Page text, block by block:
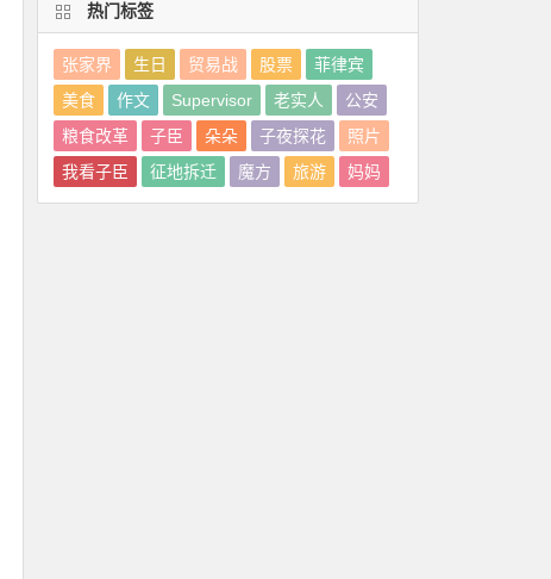
热门标签
张家界 生日 贸易战 股票
菲律宾
美食
作文 Supervisor 老实人
公安
粮食改革
子臣 朵朵 子夜探花
照片
我看子臣
征地拆迁 魔方 旅游 妈妈